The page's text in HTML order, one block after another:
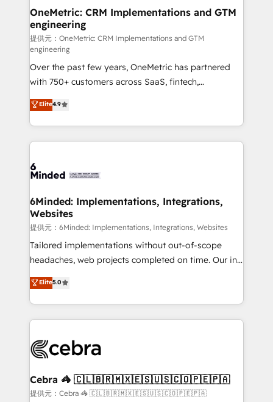
growth. Our multidisciplinary team designs solutions
that simplify complexity, boost performance, and
turn innovation into real impact. 🌍 Highlights •
HubSpot Partner since 2012 • 2022 EMEA Impact
Award: Best Integration • 150+ successful HubSpot
projects • Clients in 30+ industries • Proprietary
technology for integrations • Multilingual team:
English, Spanish, Portuguese & Italian 👉 Grow
smarter with AI and HubSpot.
OneMetric: CRM Implementations and GTM
engineering
提供元：OneMetric: CRM Implementations and GTM
engineering
Over the past few years, OneMetric has partnered
with 750+ customers across SaaS, fintech,
healthcare, real estate, and other industries. With
150+ HubSpot-certified experts, we deliver scalable
solutions to complex GTM and RevOps challenges.
Our Expertise 🔹 Onboarding & Implementation:
tailored to your GTM motion. 🔹 Migrations:
from other CRMs to HubSpot without data loss or
downtime. 🔹 RevOps Strategy: Align teams,
processes, and data to drive revenue efficiency. 🔹
Integrations: Connect HubSpot with your tech stack
for better adoption. 🔹 Custom Solutions: Build
SOC 2 Type II and ISO 27001 certified, reinforcing
our commitment to data security and compliance. At
Elite4.9
6Minded: Implementations, Integrations,
Websites
提供元：6Minded: Implementations, Integrations, Websites
Tailored implementations without out-of-scope
headaches, web projects completed on time. Our in-
house team of certified CRM architects, experts,
developers, designers, and marketers handles all
aspects of your HubSpot. ✨ 400+ global clients ✨
100+ seamless migrations from 15+ different CRMs
implementations, and 5,000+ pages ✨ CS: Clients
CS: 245% organic growth & +751% new visitors for a
full-funnel HubSpot project ✨ CS: 415% conversion
Elite5.0
Cebra 🦓 🇨🇱🇧🇷🇲🇽🇪🇸🇺🇸🇨🇴🇵🇪🇵🇦
提供元：Cebra 🦓 🇨🇱🇧🇷🇲🇽🇪🇸🇺🇸🇨🇴🇵🇪🇵🇦